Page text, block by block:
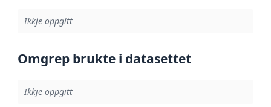
Ikkje oppgitt
Omgrep brukte i datasettet
Ikkje oppgitt